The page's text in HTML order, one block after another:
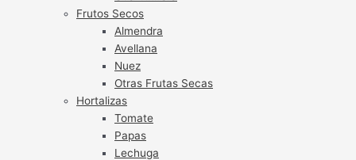
Frutos Secos
Almendra
Avellana
Nuez
Otras Frutas Secas
Hortalizas
Tomate
Papas
Lechuga